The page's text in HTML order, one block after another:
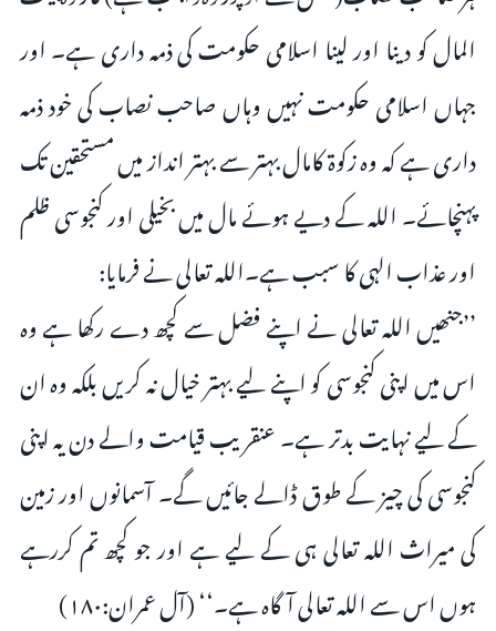
المال کو دینا اور لینا اسلامی حکومت کی ذمہ داری ہے۔ اور
جہاں اسلامی حکومت نہیں وہاں صاحب نصاب کی خود ذمہ
داری ہے کہ وہ زکوۃ کامال بہتر سے بہتر انداز میں مستحقین تک
پہنچائے۔ اللہ کے دیے ہوئے مال میں بخیلی اور کنجوسی ظلم
اور عذاب الہی کا سبب ہے۔اللہ تعالی نے فرمایا:
’’جنھیں اللہ تعالی نے اپنے فضل سے کچھ دے رکھا ہے وہ
اس میں اپنی کنجوسی کو اپنے لیے بہتر خیال نہ کریں بلکہ وہ ان
کے لیے نہایت بدتر ہے۔ عنقریب قیامت والے دن یہ اپنی
کنجوسی کی چیز کے طوق ڈالے جائیں گے۔ آسمانوں اور زمین
کی میراث اللہ تعالی ہی کے لیے ہے اور جو کچھ تم کررہے
ہوں اس سے اللہ تعالی آگاہ ہے۔‘‘ (آل عمران:۱۸۰)